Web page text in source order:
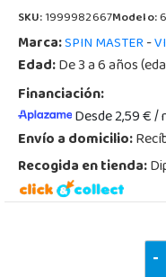
SKU:1999982667Modelo:
Marca:SPIN MASTER-
Edad:De 3 a 6 años
Financiación:
Desde 2,59 € /
Envío a domicilio:
Recogida en tienda:
-